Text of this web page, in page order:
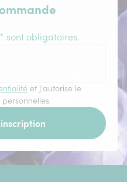
sont obligatoires.
et j'autorise le